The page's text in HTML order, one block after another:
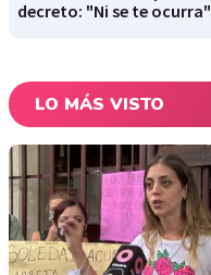
decreto: "Ni se te ocurra"
LO MÁS VISTO